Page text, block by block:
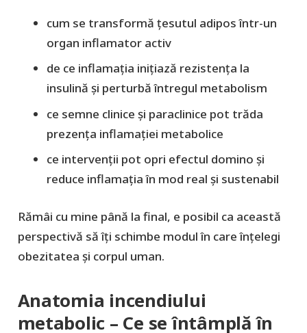
cum se transformă țesutul adipos într-un
organ inflamator activ
de ce inflamația inițiază rezistența la
insulină și perturbă întregul metabolism
ce semne clinice și paraclinice pot trăda
prezența inflamației metabolice
ce intervenții pot opri efectul domino și
reduce inflamația în mod real și sustenabil
Rămâi cu mine până la final, e posibil ca această
perspectivă să îți schimbe modul în care înțelegi
obezitatea și corpul uman.
Anatomia incendiului
metabolic – Ce se întâmplă în